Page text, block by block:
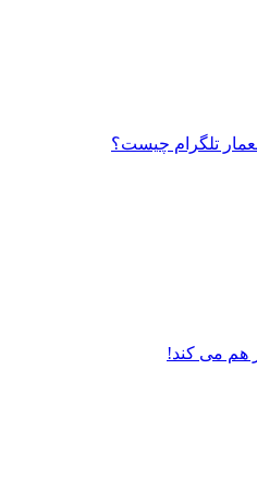
تلگرام چیست؟
هم می‌ کند!